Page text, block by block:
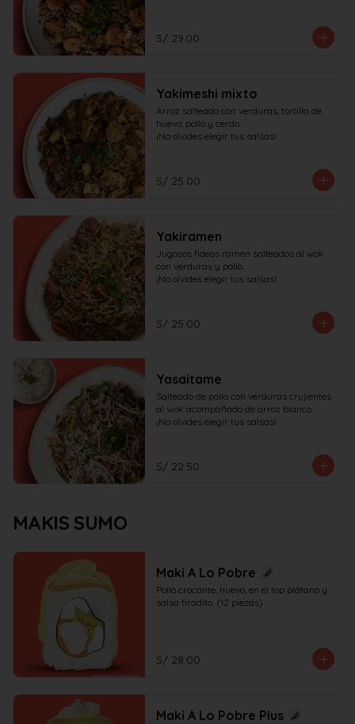
S/ 29.00
Yakimeshi mixto
Arroz salteado con verduras, tortilla de
huevo, pollo y cerdo.
¡No olvides elegir tus salsas!
S/ 25.00
Yakiramen
Jugosos fideos ramen salteados al wok
con verduras y pollo.
¡No olvides elegir tus salsas!
S/ 25.00
Yasaitame
Salteado de pollo con verduras crujientes
al wok acompañado de arroz blanco.
¡No olvides elegir tus salsas!
S/ 22.50
MAKIS SUMO
Maki A Lo Pobre
Pollo crocante, huevo, en el top plátano y
salsa tiradito. (12 piezas)
S/ 28.00
Maki A Lo Pobre Plus